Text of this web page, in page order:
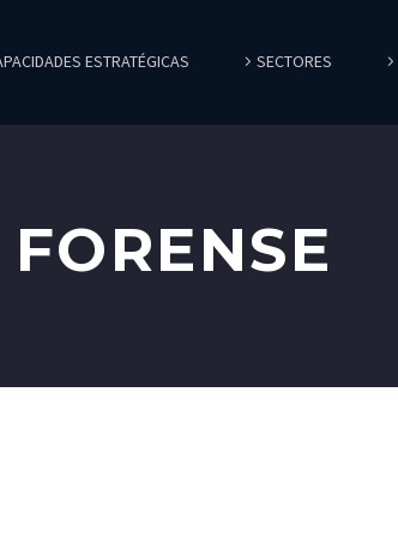
ESTRATÉGICAS SECTORES